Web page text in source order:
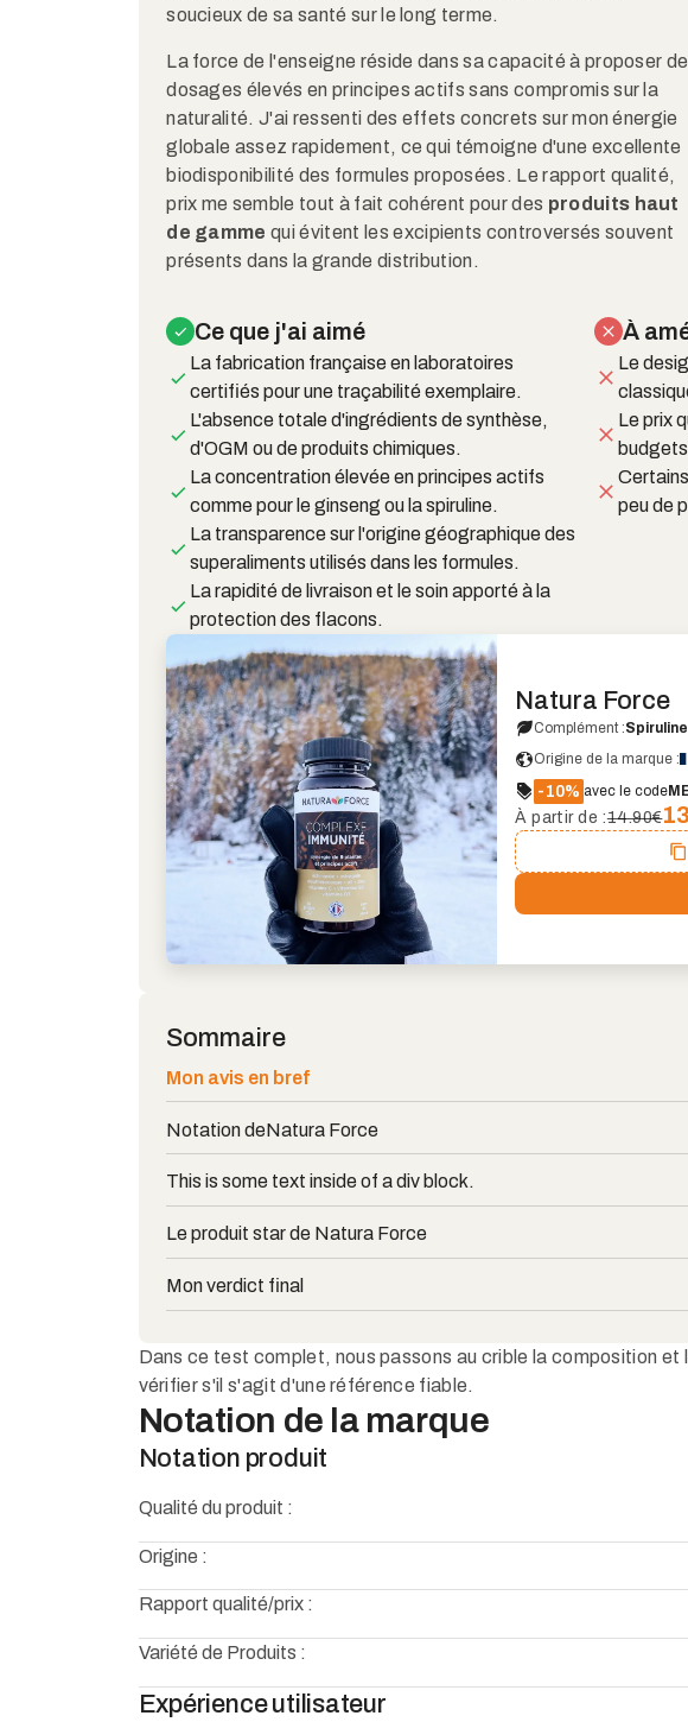
soucieux de sa santé sur le long terme.
La force de l'enseigne réside dans sa capacité à proposer
dosages élevés en principes actifs sans compromis sur la
naturalité. J'ai ressenti des effets concrets sur mon énergie
globale assez rapidement, ce qui témoigne d'une excellente
biodisponibilité des formules proposées. Le rapport qualité,
prix me semble tout à fait cohérent pour des produits haut
de gamme qui évitent les excipients controversés souvent
présents dans la grande distribution.
Ce que j'ai aimé
La fabrication française en laboratoires
certifiés pour une traçabilité exemplaire.
L'absence totale d'ingrédients de synthèse,
d'OGM ou de produits chimiques.
La concentration élevée en principes actifs
comme pour le ginseng ou la spiruline.
La transparence sur l'origine géographique des
superaliments utilisés dans les formules.
La rapidité de livraison et le soin apporté à la
protection des flacons.
À
Le
Le prix
peu de
Natura Force
Complément :Spiruline
Origine de la marque :
-10% avec le code
À partir de :14.90€
Sommaire
Mon avis en bref
Notation deNatura Force
This is some text inside of a div block.
Le produit star de Natura Force
Mon verdict final
Dans ce test complet, nous passons au crible la composition
vérifier s'il s'agit d'une référence fiable.
Notation de la marque
Notation produit
Qualité du produit :
Origine :
Rapport qualité/prix :
Variété de Produits :
Expérience utilisateur